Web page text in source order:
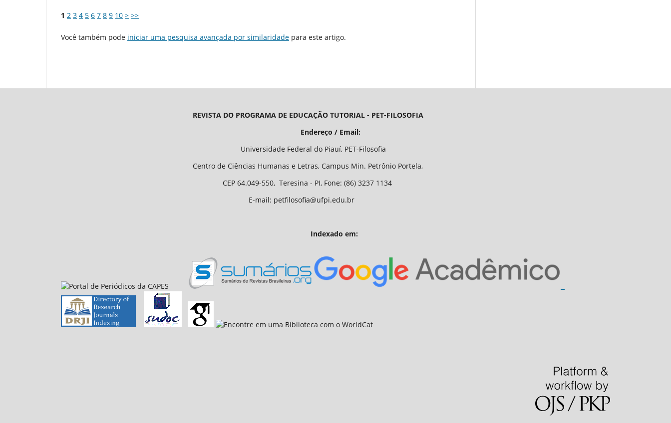
1 2 3 4 5 6 7 8 9 10 > >>
Você também pode iniciar uma pesquisa avançada por similaridade para este artigo.
REVISTA DO PROGRAMA DE EDUCAÇÃO TUTORIAL - PET-FILOSOFIA
Endereço / Email:
Universidade Federal do Piauí, PET-Filosofia
Centro de Ciências Humanas e Letras, Campus Min. Petrônio Portela,
CEP 64.049-550, Teresina - PI, Fone: (86) 3237 1134
E-mail: petfilosofia@ufpi.edu.br
Indexado em: